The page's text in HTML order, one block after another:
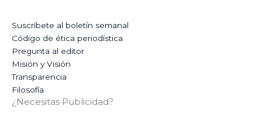
Suscríbete al boletín semanal
Código de ética periodística
Pregunta al editor
Misión y Visión
Transparencia
Filosofía
¿Necesitas Publicidad?